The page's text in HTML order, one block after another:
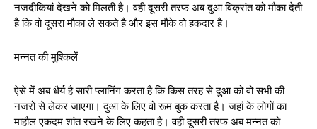
नजदीकियां देखने को मिलती है। वही दूसरी तरफ अब दुआ विक्रांत को मौका देती
है कि वो दूसरा मौका ले सकते है और इस मौके वो हकदार है।
मन्नत की मुश्किलें
ऐसे में अब धैर्य है सारी प्लानिंग करता है कि किस तरह से दुआ को वो सभी की
नजरों से लेकर जाएगा। दुआ के लिए वो रूम बुक करता है। जहां के लोगों का
माहौल एकदम शांत रखने के लिए कहता है। वही दूसरी तरफ अब मन्नत को